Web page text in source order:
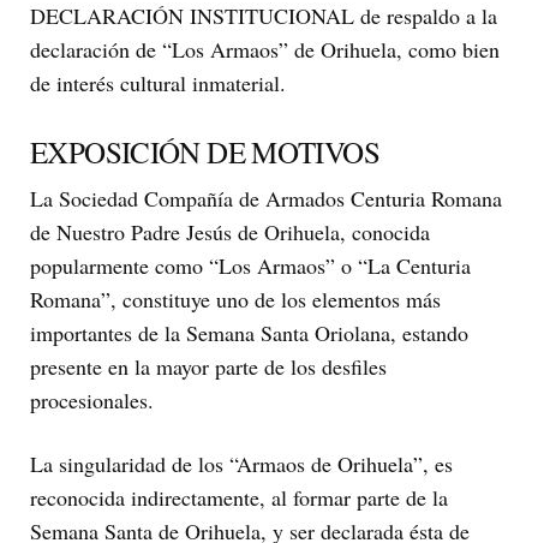
DECLARACIÓN INSTITUCIONAL de respaldo a la
declaración de “Los Armaos” de Orihuela, como bien
de interés cultural inmaterial.
EXPOSICIÓN DE MOTIVOS
La Sociedad Compañía de Armados Centuria Romana
de Nuestro Padre Jesús de Orihuela, conocida
popularmente como “Los Armaos” o “La Centuria
Romana”, constituye uno de los elementos más
importantes de la Semana Santa Oriolana, estando
presente en la mayor parte de los desfiles
procesionales.
La singularidad de los “Armaos de Orihuela”, es
reconocida indirectamente, al formar parte de la
Semana Santa de Orihuela, y ser declarada ésta de